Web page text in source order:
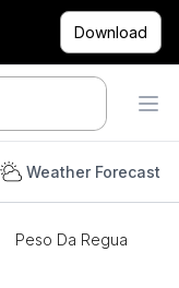
Download
Weather Forecast
Peso Da Regua